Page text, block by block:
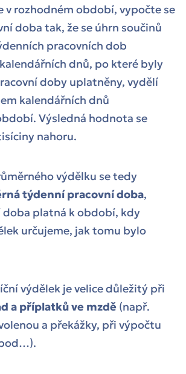
v rozhodném období, vypočte se
doba tak, že se úhrn součinů
pracovních dob
dnů, po které byly
doby uplatněny, vydělí
kalendářních dnů
Výsledná hodnota se
nahoru.
výdělku se tedy
týdenní pracovní doba,
doba platná k období, kdy
určujeme, jak tomu bylo
výdělek je velice důležitý při
a příplatků ve mzdě (např.
a překážky, při výpočtu